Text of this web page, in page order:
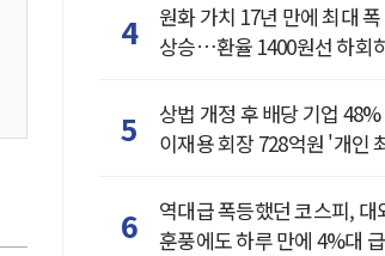
4
원화 가치 17년 만에 최대 폭
상승…환율 1400원선 하회
5
상법 개정 후 배당 기업
이재용 회장 728억원 '개인
6
역대급 폭등했던 코스피, 대
훈풍에도 하루 만에 4%대